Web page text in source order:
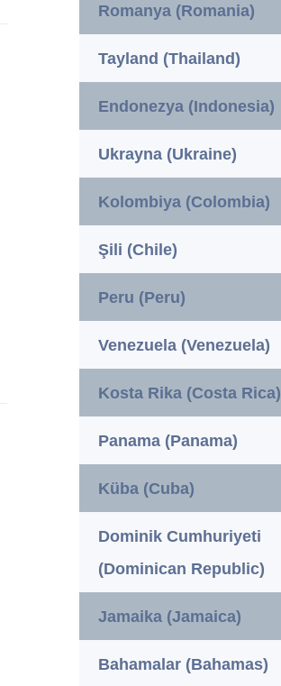
Romanya (Romania)
Tayland (Thailand)
Endonezya (Indonesia)
Ukrayna (Ukraine)
Kolombiya (Colombia)
Şili (Chile)
Peru (Peru)
Venezuela (Venezuela)
Kosta Rika (Costa Rica)
Panama (Panama)
Küba (Cuba)
Dominik Cumhuriyeti
(Dominican Republic)
Jamaika (Jamaica)
Bahamalar (Bahamas)